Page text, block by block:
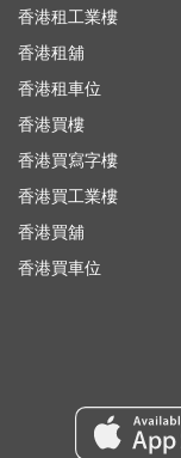
香港租工業樓
香港租舖
香港租車位
香港買樓
香港買寫字樓
香港買工業樓
香港買舖
香港買車位